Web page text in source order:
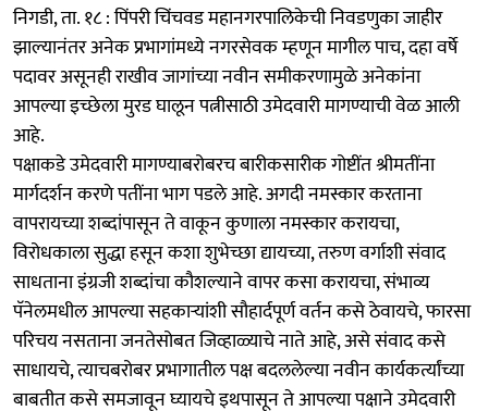
निगडी, ता. १८ : पिंपरी चिंचवड महानगरपालिकेची निवडणुका जाहीर
झाल्यानंतर अनेक प्रभागांमध्ये नगरसेवक म्हणून मागील पाच, दहा वर्षे
पदावर असूनही राखीव जागांच्या नवीन समीकरणामुळे अनेकांना
आपल्या इच्छेला मुरड घालून पत्नीसाठी उमेदवारी मागण्याची वेळ आली
आहे.
पक्षाकडे उमेदवारी मागण्याबरोबरच बारीकसारीक गोष्टींत श्रीमतींना
मार्गदर्शन करणे पतींना भाग पडले आहे. अगदी नमस्कार करताना
वापरायच्या शब्दांपासून ते वाकून कुणाला नमस्कार करायचा,
विरोधकाला सुद्धा हसून कशा शुभेच्छा द्यायच्या, तरुण वर्गाशी संवाद
साधताना इंग्रजी शब्दांचा कौशल्याने वापर कसा करायचा, संभाव्य
पॅनेलमधील आपल्या सहकाऱ्यांशी सौहार्दपूर्ण वर्तन कसे ठेवायचे, फारसा
परिचय नसताना जनतेसोबत जिव्हाळ्याचे नाते आहे, असे संवाद कसे
साधायचे, त्याचबरोबर प्रभागातील पक्ष बदललेल्या नवीन कार्यकर्त्यांच्या
बाबतीत कसे समजावून घ्यायचे इथपासून ते आपल्या पक्षाने उमेदवारी